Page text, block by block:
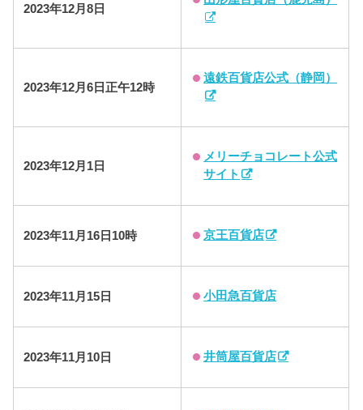
2023年12月8日
2023年12月6日正午12時
遠鉄百貨店公式（静岡）
2023年12月1日
メリーチョコレート公式
サイト
2023年11月16日10時 京王百貨店
2023年11月15日 小田急百貨店
2023年11月10日 井筒屋百貨店